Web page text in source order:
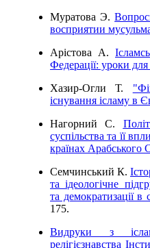
Муратова Э.
восприятии
Арістова А.
Федерації: уроки
Хазир-Огли Т.
існування ісламу в
Нагорний С.
суспільства та її
країнах Арабського
Семчинський К.
та ідеологічне
та демократизації в
175.
Видруки з
релігієзнавства